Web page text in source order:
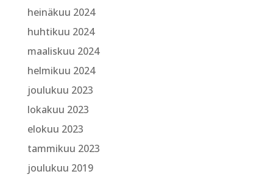
heinäkuu 2024
huhtikuu 2024
maaliskuu 2024
helmikuu 2024
joulukuu 2023
lokakuu 2023
elokuu 2023
tammikuu 2023
joulukuu 2019